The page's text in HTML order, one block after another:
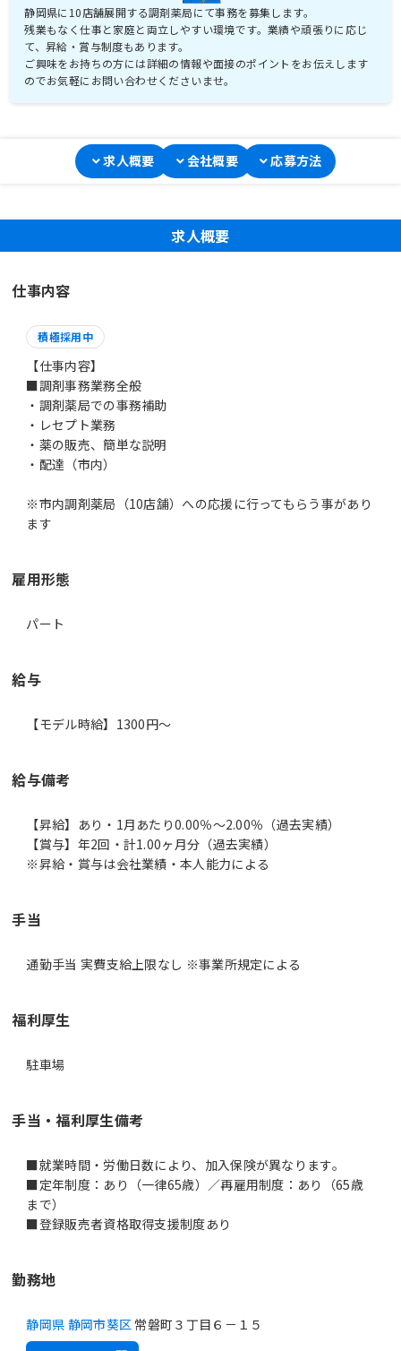
静岡県に10店舗展開する調剤薬局にて事務を募集します。
残業もなく仕事と家庭と両立しやすい環境です。業績や頑張りに応じ
て、昇給・賞与制度もあります。
ご興味をお持ちの方には詳細の情報や面接のポイントをお伝えします
求人概要 会社概要 応募方法
求人概要
仕事内容
積極採用中
【仕事内容】
■調剤事務業務全般
・調剤薬局での事務補助
・レセプト業務
・薬の販売、簡単な説明
・配達（市内）
※市内調剤薬局（10店舗）への応援に行ってもらう事があり
雇用形態
パート
給与
【モデル時給】1300円〜
給与備考
【昇給】あり・1月あたり0.00％～2.00％（過去実績）
【賞与】年2回・計1.00ヶ月分（過去実績）
※昇給・賞与は会社業績・本人能力による
手当
通勤手当 実費支給上限なし ※事業所規定による
福利厚生
駐車場
手当・福利厚生備考
■就業時間・労働日数により、加入保険が異なります。
■定年制度：あり（一律65歳）／再雇用制度：あり（65歳
まで）
■登録販売者資格取得支援制度あり
勤務地
静岡県 静岡市葵区 常磐町３丁目６－１５